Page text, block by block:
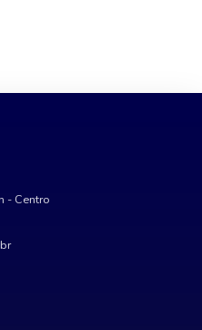
- Centro